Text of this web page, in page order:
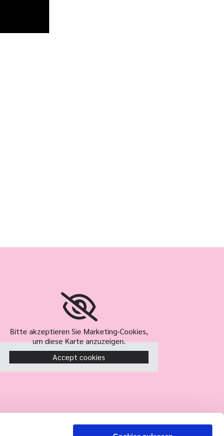
Bitte akzeptieren Sie Marketing-Cookies,
um diese Karte anzuzeigen.
Accept cookies